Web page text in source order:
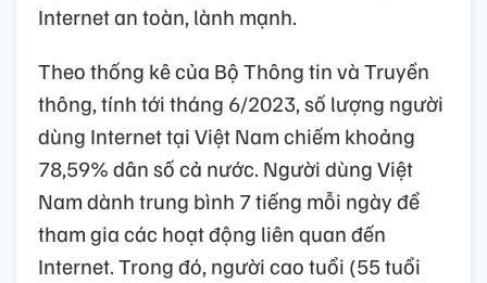
Internet an toàn, lành mạnh.
Theo thống kê của Bộ Thông tin và Truyền
thông, tính tới tháng 6/2023, số lượng người
dùng Internet tại Việt Nam chiếm khoảng
78,59% dân số cả nước. Người dùng Việt
Nam dành trung bình 7 tiếng mỗi ngày để
tham gia các hoạt động liên quan đến
Internet. Trong đó, người cao tuổi (55 tuổi